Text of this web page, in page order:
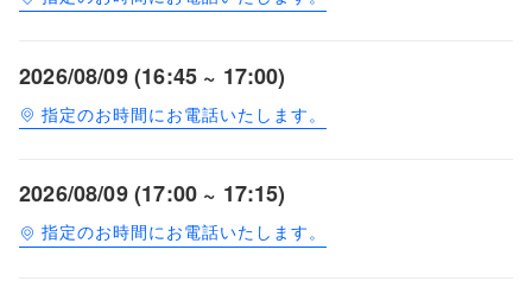
2026/08/09 (16:45 ~ 17:00)
指定のお時間にお電話いたします。
2026/08/09 (17:00 ~ 17:15)
指定のお時間にお電話いたします。